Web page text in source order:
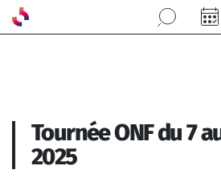
Aller au contenu principal
Tournée ONF du 7
2025